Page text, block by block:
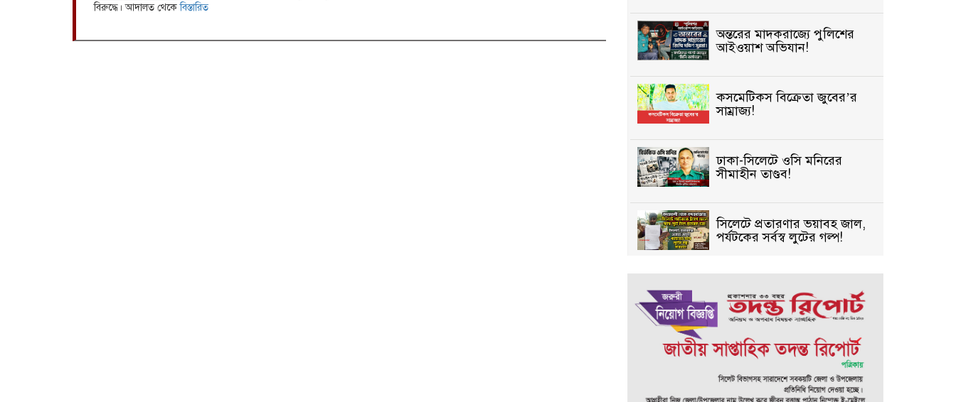
বিরুদ্ধে। আদালত থেকেবিস্তারিত
অন্তরের মাদকরাজ্যে পুলিশের
আইওয়াশ অভিযান!
কসমেটিকস বিক্রেতা জুবের’র
সাম্রাজ্য!
ঢাকা-সিলেটে ওসি মনিরের
সীমাহীন তাণ্ডব!
সিলেটে প্রতারণার ভয়াবহ জাল,
পর্যটকের সর্বস্ব লুটের গল্প!
দখলদারিত্ব বজায় রাখতে মরিয়া
‘পিচ্চি’ আমিনুর!
কিশোরীকে যৌনপীড়নের পর
ভ্রূণহত্যার অপচেষ্টা, গোয়াইনঘাট